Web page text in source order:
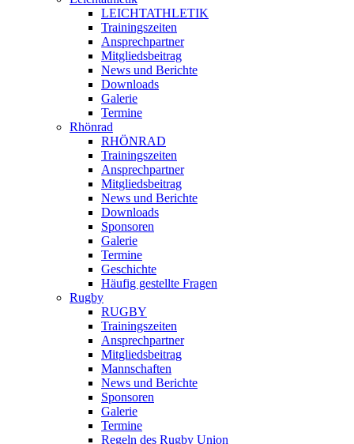
LEICHTATHLETIK
Trainingszeiten
Ansprechpartner
Mitgliedsbeitrag
News und Berichte
Downloads
Galerie
Termine
Rhönrad
RHÖNRAD
Trainingszeiten
Ansprechpartner
Mitgliedsbeitrag
News und Berichte
Downloads
Sponsoren
Galerie
Termine
Geschichte
Häufig gestellte Fragen
Rugby
RUGBY
Trainingszeiten
Ansprechpartner
Mitgliedsbeitrag
Mannschaften
News und Berichte
Sponsoren
Galerie
Termine
Regeln des Rugby Union